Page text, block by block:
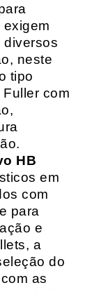
diversos
neste
tipo
com
HB
em
com
para
e
a
do
as